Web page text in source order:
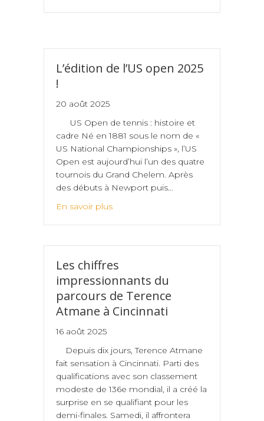
L’édition de l’US open 2025
!
20 août 2025
US Open de tennis : histoire et
cadre Né en 1881 sous le nom de «
US National Championships », l’US
Open est aujourd’hui l’un des quatre
tournois du Grand Chelem. Après
des débuts à Newport puis…
En savoir plus
Les chiffres
impressionnants du
parcours de Terence
Atmane à Cincinnati
16 août 2025
Depuis dix jours, Terence Atmane
fait sensation à Cincinnati. Parti des
qualifications avec son classement
modeste de 136e mondial, il a créé la
surprise en se qualifiant pour les
demi-finales. Samedi, il affrontera